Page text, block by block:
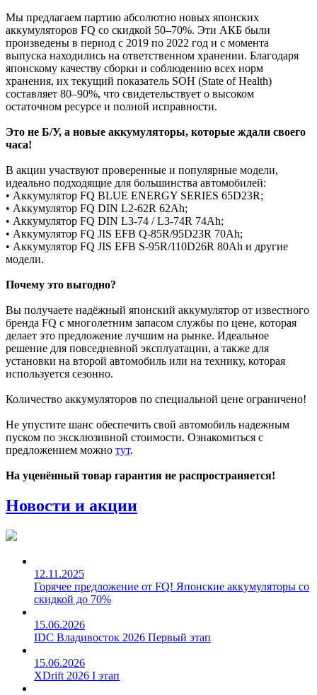
Мы предлагаем партию абсолютно новых японских
аккумуляторов FQ со скидкой 50–70%. Эти АКБ были
произведены в период с 2019 по 2022 год и с момента
выпуска находились на ответственном хранении. Благодаря
японскому качеству сборки и соблюдению всех норм
хранения, их текущий показатель SOH (State of Health)
составляет 80–90%, что свидетельствует о высоком
остаточном ресурсе и полной исправности.
Это не Б/У, а новые аккумуляторы, которые ждали своего
часа!
В акции участвуют проверенные и популярные модели,
идеально подходящие для большинства автомобилей:
• Аккумулятор FQ BLUE ENERGY SERIES 65D23R;
• Аккумулятор FQ DIN L2-62R 62Ah;
• Аккумулятор FQ DIN L3-74 / L3-74R 74Ah;
• Аккумулятор FQ JIS EFB Q-85R/95D23R 70Ah;
• Аккумулятор FQ JIS EFB S-95R/110D26R 80Ah и другие
модели.
Почему это выгодно?
Вы получаете надёжный японский аккумулятор от известного
бренда FQ с многолетним запасом службы по цене, которая
делает это предложение лучшим на рынке. Идеальное
решение для повседневной эксплуатации, а также для
установки на второй автомобиль или на технику, которая
используется сезонно.
Количество аккумуляторов по специальной цене ограничено!
Не упустите шанс обеспечить свой автомобиль надежным
пуском по эксклюзивной стоимости. Ознакомиться с
предложением можно тут.
На уценённый товар гарантия не распространяется!
Новости и акции
12.11.2025
Горячее предложение от FQ! Японские аккумуляторы со
скидкой до 70%
15.06.2026
IDC Владивосток 2026 Первый этап
15.06.2026
XDrift 2026 I этап